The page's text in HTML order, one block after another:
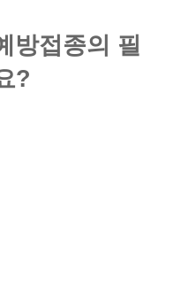
방접종의 필
?